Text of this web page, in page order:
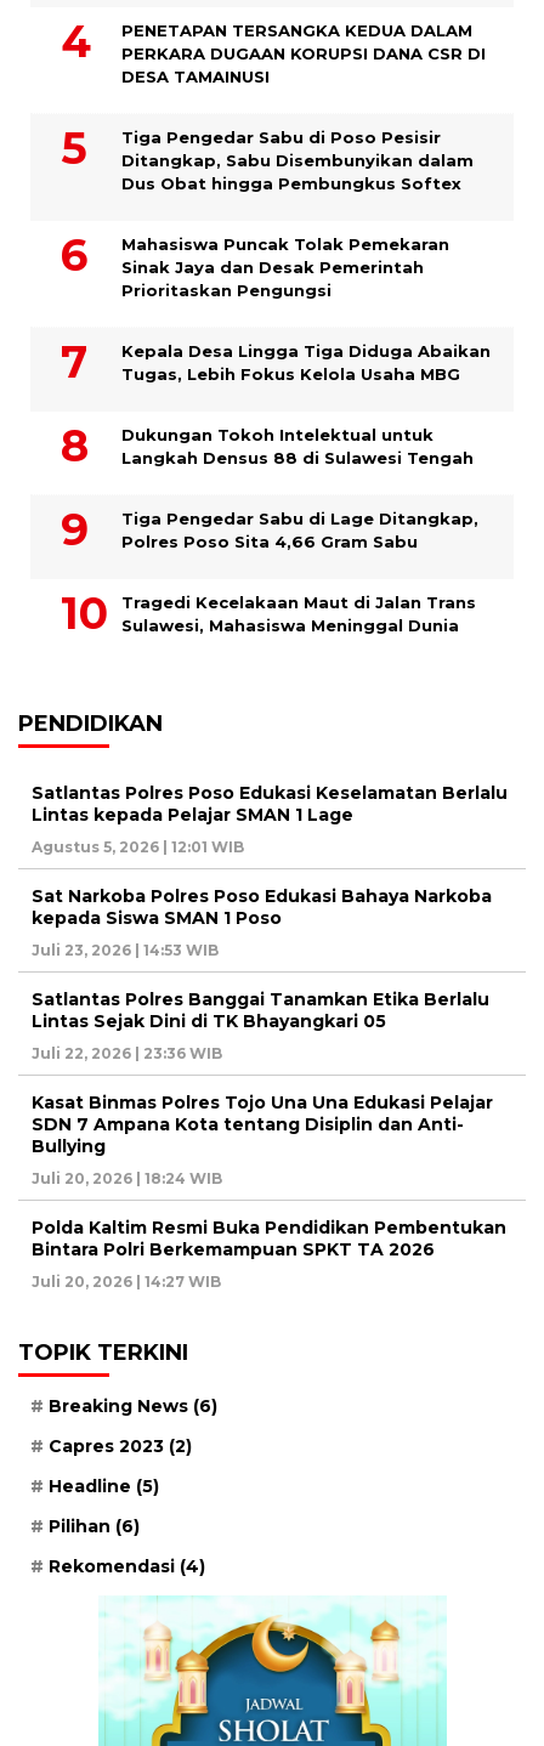
PENETAPAN TERSANGKA KEDUA DALAM
PERKARA DUGAAN KORUPSI DANA CSR DI
DESA TAMAINUSI
Tiga Pengedar Sabu di Poso Pesisir
Ditangkap, Sabu Disembunyikan dalam
Dus Obat hingga Pembungkus Softex
Mahasiswa Puncak Tolak Pemekaran
Sinak Jaya dan Desak Pemerintah
Prioritaskan Pengungsi
Kepala Desa Lingga Tiga Diduga Abaikan
Tugas, Lebih Fokus Kelola Usaha MBG
Dukungan Tokoh Intelektual untuk
Langkah Densus 88 di Sulawesi Tengah
Tiga Pengedar Sabu di Lage Ditangkap,
Polres Poso Sita 4,66 Gram Sabu
Tragedi Kecelakaan Maut di Jalan Trans
Sulawesi, Mahasiswa Meninggal Dunia
PENDIDIKAN
Satlantas Polres Poso Edukasi Keselamatan Berlalu
Lintas kepada Pelajar SMAN 1 Lage
Agustus 5, 2026 | 12:01 WIB
Sat Narkoba Polres Poso Edukasi Bahaya Narkoba
kepada Siswa SMAN 1 Poso
Juli 23, 2026 | 14:53 WIB
Satlantas Polres Banggai Tanamkan Etika Berlalu
Lintas Sejak Dini di TK Bhayangkari 05
Juli 22, 2026 | 23:36 WIB
Kasat Binmas Polres Tojo Una Una Edukasi Pelajar
SDN 7 Ampana Kota tentang Disiplin dan Anti-
Bullying
Juli 20, 2026 | 18:24 WIB
Polda Kaltim Resmi Buka Pendidikan Pembentukan
Bintara Polri Berkemampuan SPKT TA 2026
Juli 20, 2026 | 14:27 WIB
TOPIK TERKINI
Breaking News (6)
Capres 2023 (2)
Headline (5)
Pilihan (6)
Rekomendasi (4)